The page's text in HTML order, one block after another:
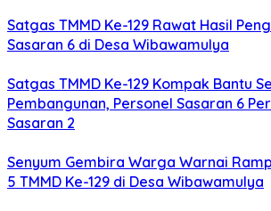
Satgas TMMD Ke-129 Rawat Hasil
Sasaran 6 di Desa Wibawamulya
Satgas TMMD Ke-129 Kompak Bantu
Pembangunan, Personel Sasaran 6
Sasaran 2
Senyum Gembira Warga Warnai
5 TMMD Ke-129 di Desa Wibawamulya